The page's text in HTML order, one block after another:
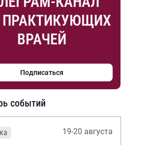
ВРАЧЕЙ
Подписаться
событий
19-20 августа